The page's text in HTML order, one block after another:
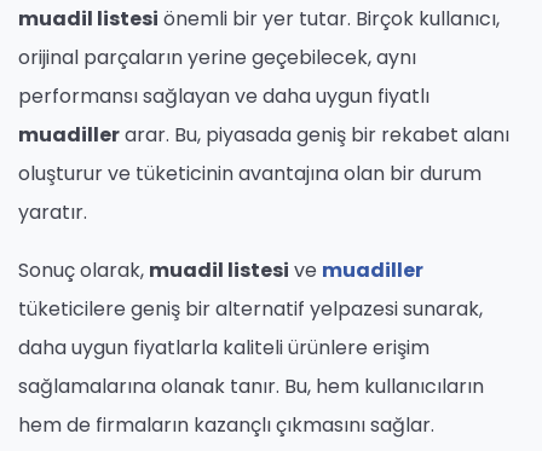
muadil listesi önemli bir yer tutar. Birçok kullanıcı,
orijinal parçaların yerine geçebilecek, aynı
performansı sağlayan ve daha uygun fiyatlı
muadillerarar. Bu, piyasada geniş bir rekabet alanı
oluşturur ve tüketicinin avantajına olan bir durum
yaratır.
Sonuç olarak, muadil listesi ve muadiller
tüketicilere geniş bir alternatif yelpazesi sunarak,
daha uygun fiyatlarla kaliteli ürünlere erişim
sağlamalarına olanak tanır. Bu, hem kullanıcıların
hem de firmaların kazançlı çıkmasını sağlar.